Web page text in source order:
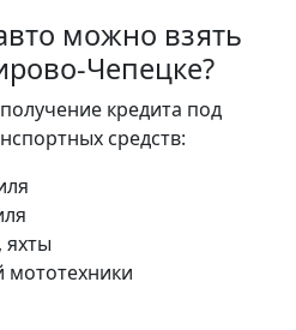
можно взять
Чепецке?
кредита под
средств:
яхты
мототехники